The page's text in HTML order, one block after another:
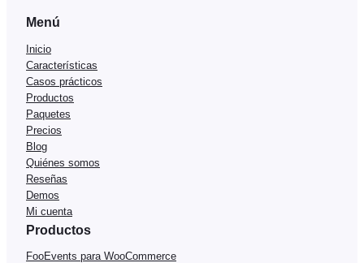
Menú
Inicio
Características
Casos prácticos
Productos
Paquetes
Precios
Blog
Quiénes somos
Reseñas
Demos
Mi cuenta
Productos
FooEvents para WooCommerce